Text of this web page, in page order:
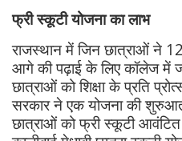
फ्री स्कूटी योजना का लाभ
राजस्थान में जिन छात्राओं ने
आगे की पढ़ाई के लिए कॉलेज में
छात्राओं को शिक्षा के प्रति
सरकार ने एक योजना की
छात्राओं को फ्री स्कूटी